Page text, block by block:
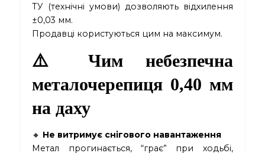
ТУ (технічні умови) дозволяють відхилення
±0,03 мм.
Продавці користуються цим на максимум.
⚠️ Чим небезпечна
металочерепиця 0,40 мм
на даху
🔸 Не витримує снігового навантаження
Метал прогинається, “грає” при ходьбі,